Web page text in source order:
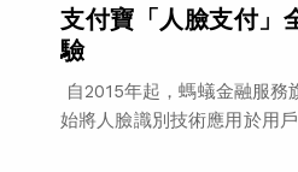
支付寶「人臉支付」
驗
自2015年起，螞蟻金融服務
始將人臉識別技術應用於用